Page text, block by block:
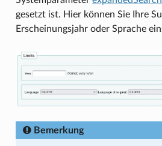
gesetzt ist. Hier können Sie Ihre
Erscheinungsjahr oder Sprache
Bemerkung